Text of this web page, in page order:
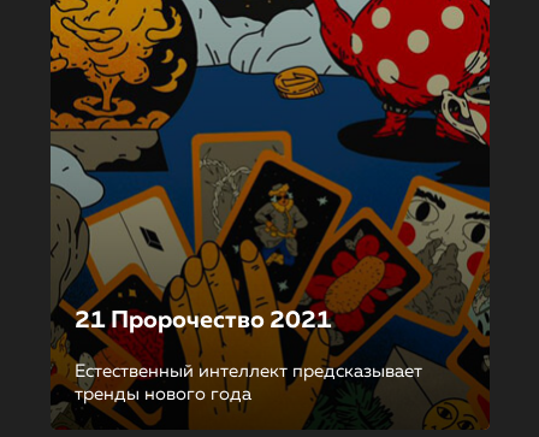
21 Пророчество 2021
Естественный интеллект предсказывает
тренды нового года